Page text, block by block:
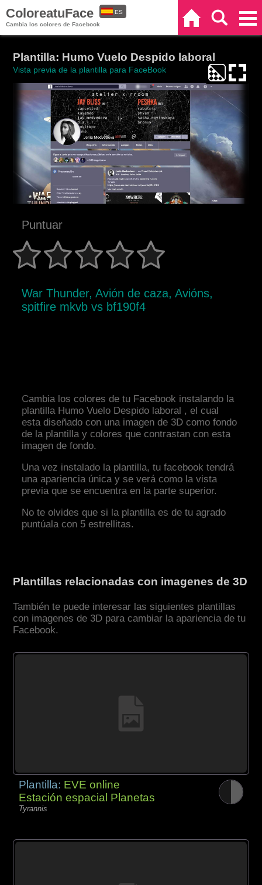
ColoreatuFace
Cambia los colores de Facebook
ES
Plantilla: Humo Vuelo Despido laboral
Vista previa de la plantilla para FaceBook
Puntuar
War Thunder, Avión de caza, Avións,
spitfire mkvb vs bf190f4
Cambia los colores de tu Facebook instalando la
plantilla Humo Vuelo Despido laboral , el cual
esta diseñado con una imagen de 3D como fondo
de la plantilla y colores que contrastan con esta
imagen de fondo.
Una vez instalado la plantilla, tu facebook tendrá
una apariencia única y se verá como la vista
previa que se encuentra en la parte superior.
No te olvides que si la plantilla es de tu agrado
puntúala con 5 estrellitas.
Plantillas relacionadas con imagenes de 3D
También te puede interesar las siguientes plantillas
con imagenes de 3D para cambiar la apariencia de tu
Facebook.
Plantilla: EVE online
Estación espacial Planetas
Tyrannis